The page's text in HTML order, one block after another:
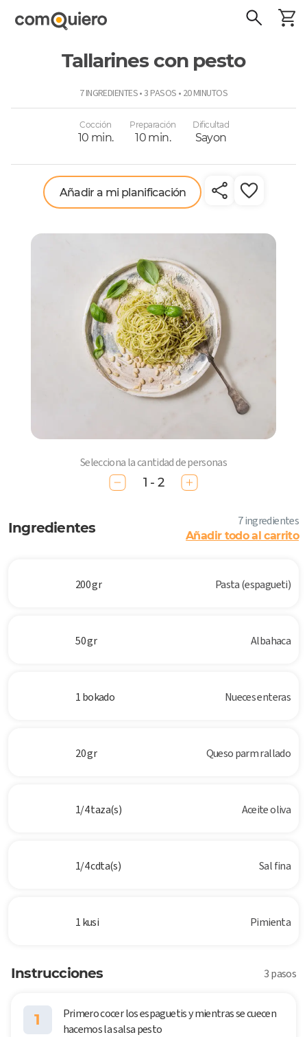
Tallarines con pesto
7 INGREDIENTES • 3 PASOS • 20 MINUTOS
Cocción
10 min.
Preparación
10 min.
Dificultad
Sayon
Añadir a mi planificación
Selecciona la cantidad de personas
1 - 2
Ingredientes 7 ingredientes
Añadir todo al carrito
200 gr Pasta (espagueti)
50 gr Albahaca
1 bokado Nueces enteras
20 gr Queso parm rallado
1/4 taza(s) Aceite oliva
1/4 cdta(s) Sal fina
1 kusi Pimienta
Instrucciones 3 pasos
1
Primero cocer los espaguetis y mientras se cuecen
hacemos la salsa pesto